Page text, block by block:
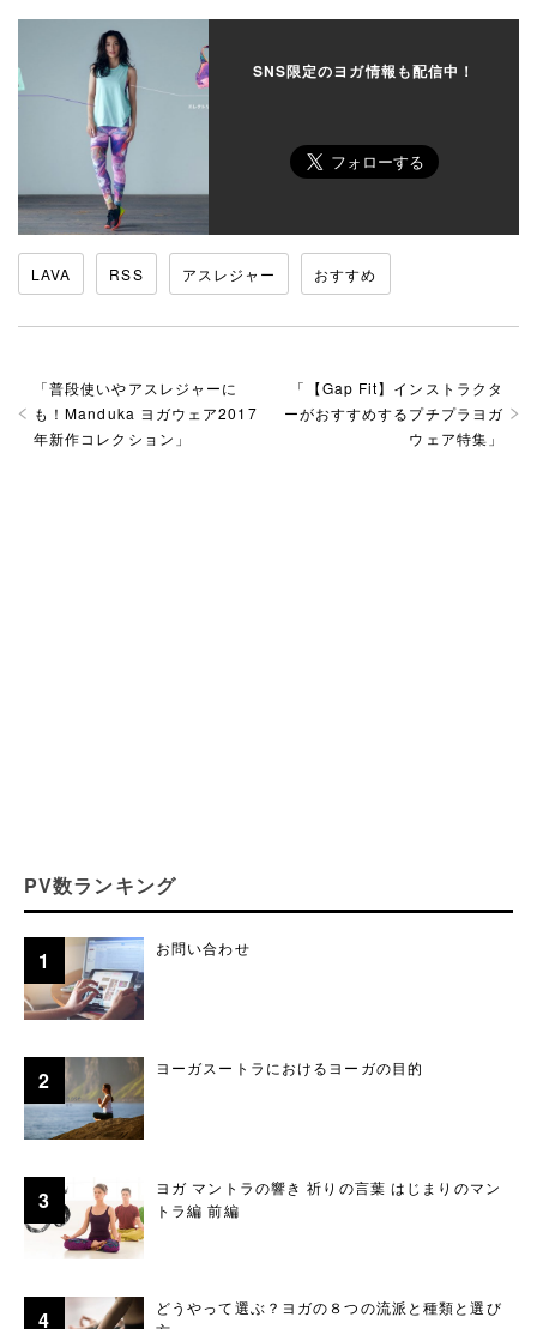
SNS限定のヨガ情報も配信中！
LAVA RSS アスレジャー おすすめ
「 【Gap Fit】インストラクタ
ーがおすすめするプチプラヨガ
ウェア特集 」
「普段使いやアスレジャーに
も！Manduka ヨガウェア2017
年新作コレクション 」
PV数ランキング
お問い合わせ
ヨーガスートラにおけるヨーガの目的
ヨガ マントラの響き 祈りの言葉 はじまりのマン
トラ編 前編
どうやって選ぶ？ヨガの８つの流派と種類と選び